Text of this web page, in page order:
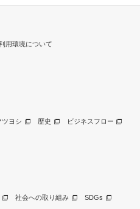
用環境について
ツヨシ 歴史 ビジネスフロー
社会への取り組み SDGs